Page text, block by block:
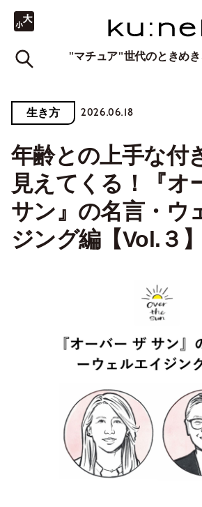
"マチュア"世代のときめき
生き方 2026.06.18
年齢との上手な付
見えてくる！『オ
サン』の名言・ウ
ジング編【Vol.３】